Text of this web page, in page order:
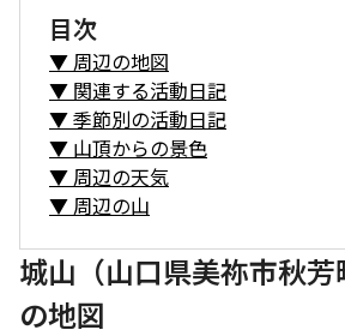
目次
▼ 周辺の地図
▼ 関連する活動日記
▼季節別の活動日記
▼ 山頂からの景色
▼ 周辺の天気
▼ 周辺の山
城山（山口県美祢市秋
の地図